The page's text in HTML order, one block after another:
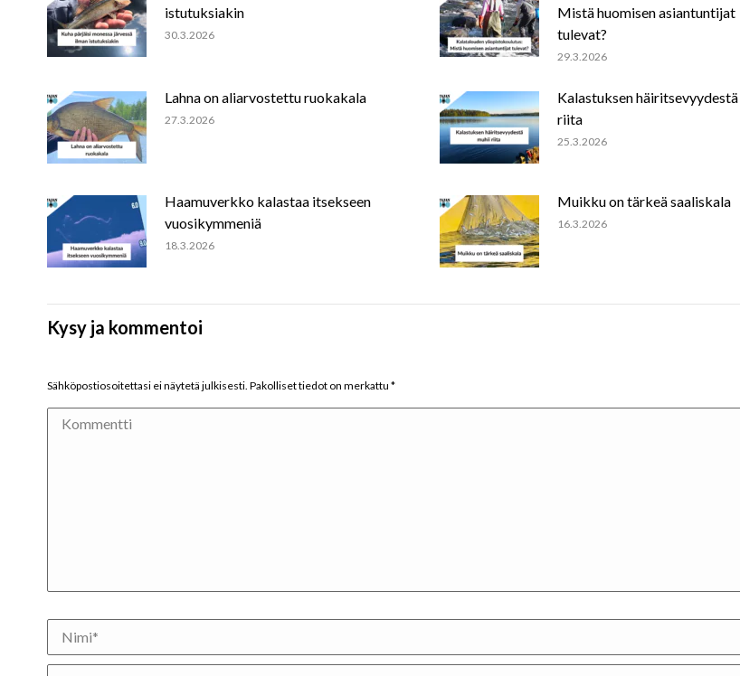
istutuksiakin
30.3.2026
Mistä huomisen asiantuntijat
tulevat?
29.3.2026
Lahna on aliarvostettu ruokakala
27.3.2026
Kalastuksen
riita
25.3.2026
Haamuverkko kalastaa itsekseen
vuosikymmeniä
18.3.2026
Muikku on tärkeä saaliskala
16.3.2026
Kysy ja kommentoi
Sähköpostiosoitettasi ei näytetä julkisesti. Pakolliset tiedot on merkattu *
Kommentti
Nimi *